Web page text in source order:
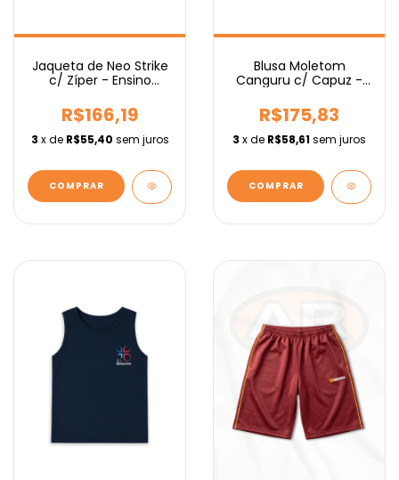
Jaqueta de Neo Strike
c/ Zíper - Ensino
R$166,19
3 x de R$55,40 sem juros
COMPRAR
Blusa Moletom
Canguru c/ Capuz -
R$175,83
3 x de R$58,61sem juros
COMPRAR